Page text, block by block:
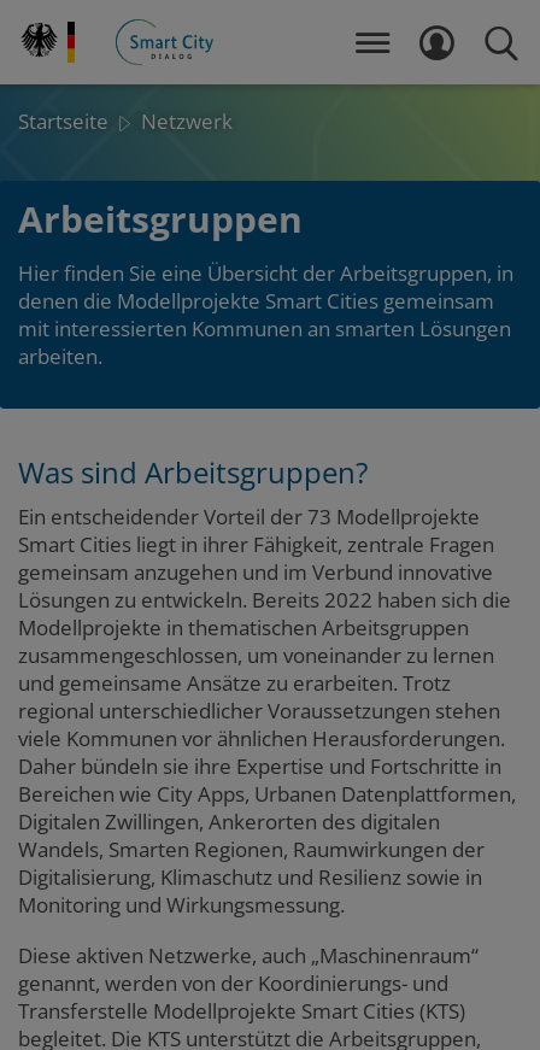
zum
MENÜ LOGIN
Startseite Netzwerk
Arbeitsgruppen
Hier finden Sie eine Übersicht der Arbeitsgruppen, in
denen die Modellprojekte Smart Cities gemeinsam
mit interessierten Kommunen an smarten Lösungen
arbeiten.
Zum
Zum
Abschnitt
1
Was sind Arbeitsgruppen?
Ein entscheidender Vorteil der 73 Modellprojekte
Smart Cities liegt in ihrer Fähigkeit, zentrale Fragen
gemeinsam anzugehen und im Verbund innovative
Lösungen zu entwickeln. Bereits 2022 haben sich die
Modellprojekte in thematischen Arbeitsgruppen
zusammengeschlossen, um voneinander zu lernen
und gemeinsame Ansätze zu erarbeiten. Trotz
regional unterschiedlicher Voraussetzungen stehen
viele Kommunen vor ähnlichen Herausforderungen.
Daher bündeln sie ihre Expertise und Fortschritte in
Bereichen wie City Apps, Urbanen Datenplattformen,
Digitalen Zwillingen, Ankerorten des digitalen
Wandels, Smarten Regionen, Raumwirkungen der
Digitalisierung, Klimaschutz und Resilienz sowie in
Monitoring und Wirkungsmessung.
Diese aktiven Netzwerke, auch „Maschinenraum“
genannt, werden von der Koordinierungs- und
Transferstelle Modellprojekte Smart Cities (KTS)
begleitet. Die KTS unterstützt die Arbeitsgruppen,